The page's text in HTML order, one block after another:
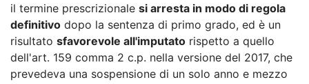
il termine prescrizionale si arresta in modo di regola
definitivo dopo la sentenza di primo grado, ed è un
risultato sfavorevole all'imputato rispetto a quello
dell'art. 159 comma 2 c.p. nella versione del 2017, che
prevedeva una sospensione di un solo anno e mezzo